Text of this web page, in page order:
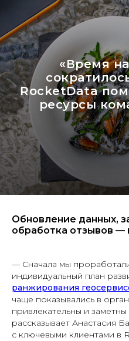
«Время
RocketData
ресурсы
Обновление данных,
обработка отзывов
— Сначала мы
индивидуальный план
ранжирования
чаще показывались в
привлекательны и
рассказывает Анастасия
с ключевыми клиентами в